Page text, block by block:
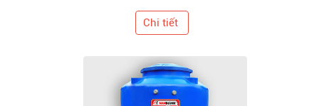
Chi tiết